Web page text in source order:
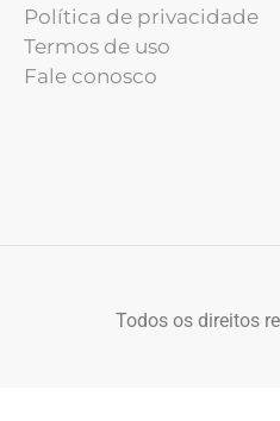
Política de privacidade
Termos de uso
Fale conosco
Todos os direitos